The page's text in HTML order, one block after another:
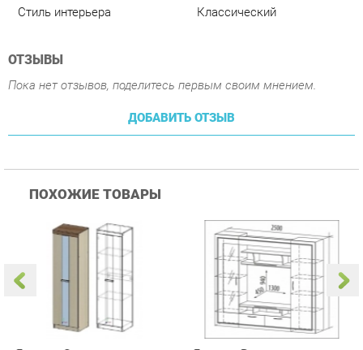
ДОБАВИТЬ ОТЗЫВ
ПОХОЖИЕ ТОВАРЫ
Атлантида-2 Венге-дуб
26 590 ₽ Купить
Гостиная Витра
Симфония 7.10
58 490 ₽
info@kitchen-ekb.ru